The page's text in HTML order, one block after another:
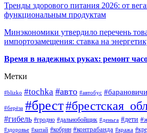
Тренды здорового питания 2026: от
функциональным продуктам
Минэкономики утвердило перечень
импортозамещения: ставка на
Время в надежных руках: ремонт
Метки
#blizko #tochka #авто #автобус #барановичи
#берёза #брест
#гибель #гродно #дальнобойщик #деньга #дети
#здоровье #китай #кобрин #контрабанда #кража